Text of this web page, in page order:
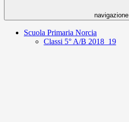
navigazione
Scuola Primaria Norcia
Classi 5° A/B 2018_19